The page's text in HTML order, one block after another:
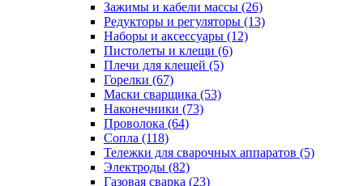
Зажимы и кабели массы (26)
Редукторы и регуляторы (13)
Наборы и аксессуары (12)
Пистолеты и клещи (6)
Плечи для клещей (5)
Горелки (67)
Маски сварщика (53)
Наконечники (73)
Проволока (64)
Сопла (118)
Тележки для сварочных аппаратов (5)
Электроды (82)
Газовая сварка (23)